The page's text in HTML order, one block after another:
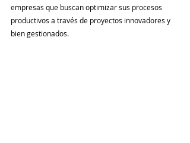
empresas que buscan optimizar sus procesos
productivos a través de proyectos innovadores y
bien gestionados.